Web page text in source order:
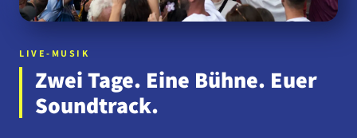
LIVE-MUSIK
Zwei Tage. Eine Bühne. Euer
Soundtrack.